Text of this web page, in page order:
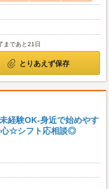
まであと21日
とりあえず保存
経験OK-身近で始めやす
心☆シフト応相談◎